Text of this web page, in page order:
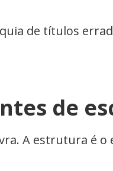
de títulos
de
A estrutura é